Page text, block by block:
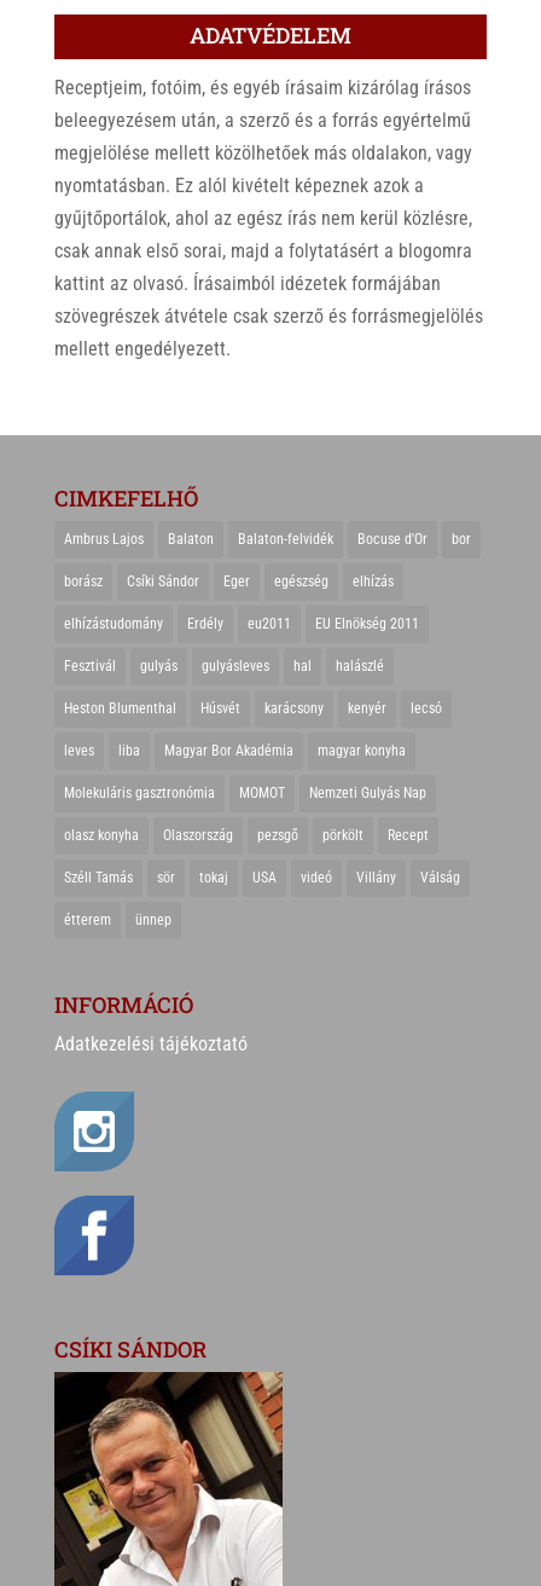
ADATVÉDELEM
Receptjeim, fotóim, és egyéb írásaim kizárólag írásos
beleegyezésem után, a szerző és a forrás egyértelmű
megjelölése mellett közölhetőek más oldalakon, vagy
nyomtatásban. Ez alól kivételt képeznek azok a
gyűjtőportálok, ahol az egész írás nem kerül közlésre,
csak annak első sorai, majd a folytatásért a blogomra
kattint az olvasó. Írásaimból idézetek formájában
szövegrészek átvétele csak szerző és forrásmegjelölés
mellett engedélyezett.
CIMKEFELHŐ
Ambrus Lajos Balaton Balaton-felvidék Bocuse d'Or bor
borász Csíki Sándor Eger egészség elhízás
elhízástudomány Erdély eu2011 EU Elnökség 2011
Fesztivál gulyás gulyásleves hal halászlé
Heston Blumenthal Húsvét karácsony kenyér lecsó
leves liba Magyar Bor Akadémia magyar konyha
Molekuláris gasztronómia MOMOT Nemzeti Gulyás Nap
olasz konyha Olaszország pezsgő pörkölt Recept
Széll Tamás sör tokaj USA videó Villány Válság
étterem ünnep
INFORMÁCIÓ
Adatkezelési tájékoztató
CSÍKI SÁNDOR